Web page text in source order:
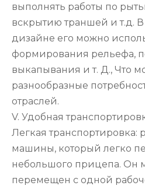
выполнять работы по
вскрытию траншей и т.д.
дизайне его можно
формирования рельефа,
выкапывания и т. Д., Что
разнообразные
отраслей.
V. Удобная
Легкая транспортировка:
машины, который легко
небольшого прицепа. Он
перемещен с одной